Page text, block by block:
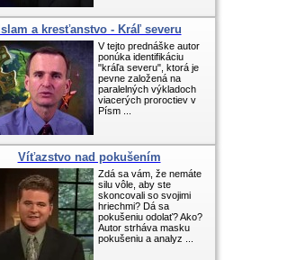
Islam a kresťanstvo - Kráľ severu
V tejto prednáške autor
ponúka identifikáciu
"kráľa severu", ktorá je
pevne založená na
paralelných výkladoch
viacerých proroctiev v
Písm ...
Víťazstvo nad pokušením
Zdá sa vám, že nemáte
silu vôle, aby ste
skoncovali so svojimi
hriechmi? Dá sa
pokušeniu odolať? Ako?
Autor strháva masku
pokušeniu a analyz ...